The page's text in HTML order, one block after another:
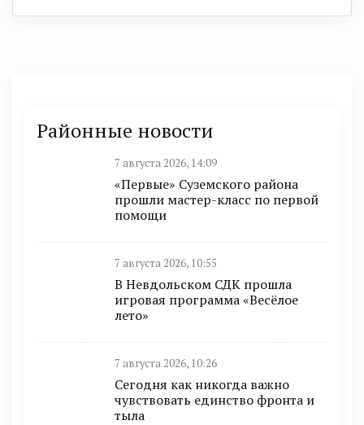
Районные новости
7 августа 2026, 14:09
«Первые» Суземского района
прошли мастер-класс по первой
помощи
7 августа 2026, 10:55
В Невдольском СДК прошла
игровая программа «Весёлое
лето»
7 августа 2026, 10:26
Сегодня как никогда важно
чувствовать единство фронта и
тыла